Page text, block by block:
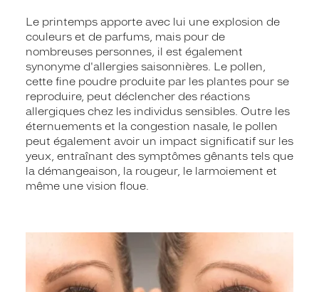
Le printemps apporte avec lui une explosion de
couleurs et de parfums, mais pour de
nombreuses personnes, il est également
synonyme d'allergies saisonnières. Le pollen,
cette fine poudre produite par les plantes pour se
reproduire, peut déclencher des réactions
allergiques chez les individus sensibles. Outre les
éternuements et la congestion nasale, le pollen
peut également avoir un impact significatif sur les
yeux, entraînant des symptômes gênants tels que
la démangeaison, la rougeur, le larmoiement et
même une vision floue.